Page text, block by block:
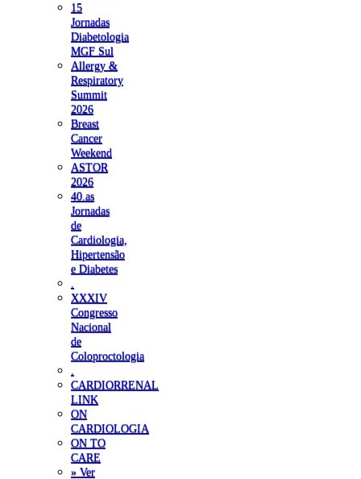
15
Jornadas
Diabetologia
MGF Sul
Allergy &
Respiratory
Summit
2026
Breast
Cancer
Weekend
ASTOR
2026
40.as
Jornadas
de
Cardiologia,
Hipertensão
e Diabetes
XXXIV
Congresso
Nacional
de
Coloproctologia
CARDIORRENAL
LINK
ON
CARDIOLOGIA
ON TO
CARE
» Ver